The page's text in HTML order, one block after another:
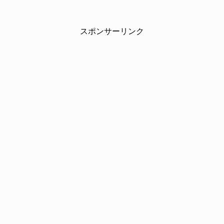
スポンサーリンク